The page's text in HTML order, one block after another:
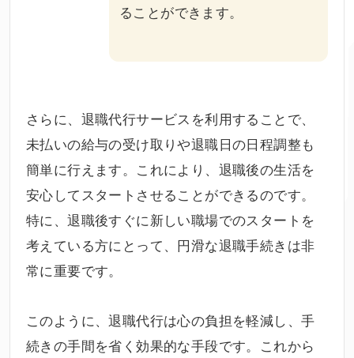
ることができます。
さらに、退職代行サービスを利用することで、
未払いの給与の受け取りや退職日の日程調整も
簡単に行えます。これにより、退職後の生活を
安心してスタートさせることができるのです。
特に、退職後すぐに新しい職場でのスタートを
考えている方にとって、円滑な退職手続きは非
常に重要です。
このように、退職代行は心の負担を軽減し、手
続きの手間を省く効果的な手段です。これから